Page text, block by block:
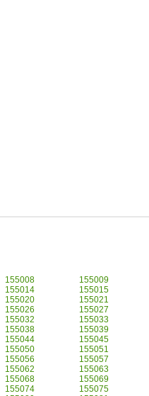
155008
155009
155014
155015
155020
155021
155026
155027
155032
155033
155038
155039
155044
155045
155050
155051
155056
155057
155062
155063
155068
155069
155074
155075